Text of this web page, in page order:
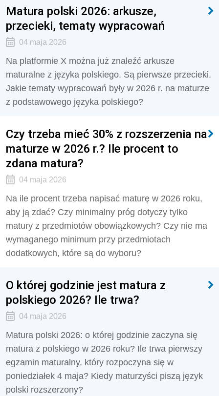
Matura polski 2026: arkusze,
przecieki, tematy wypracowań
04 maja 2026
Na platformie X można już znaleźć arkusze
maturalne z języka polskiego. Są pierwsze przecieki.
Jakie tematy wypracowań były w 2026 r. na maturze
z podstawowego języka polskiego?
Czy trzeba mieć 30% z rozszerzenia na
maturze w 2026 r.? Ile procent to
zdana matura?
04 maja 2026
Na ile procent trzeba napisać maturę w 2026 roku,
aby ją zdać? Czy minimalny próg dotyczy tylko
matury z przedmiotów obowiązkowych? Czy nie ma
wymaganego minimum przy przedmiotach
dodatkowych, które są do wyboru?
O której godzinie jest matura z
polskiego 2026? Ile trwa?
04 maja 2026
Matura polski 2026: o której godzinie zaczyna się
matura z polskiego w 2026 roku? Ile trwa pierwszy
egzamin maturalny, który rozpoczyna się w
poniedziałek 4 maja? Kiedy maturzyści piszą język
polski rozszerzony?